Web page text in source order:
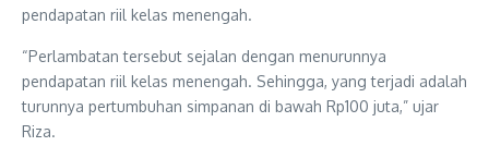
pendapatan riil kelas menengah.
“Perlambatan tersebut sejalan dengan menurunnya
pendapatan riil kelas menengah. Sehingga, yang terjadi adalah
turunnya pertumbuhan simpanan di bawah Rp100 juta,” ujar
Riza.